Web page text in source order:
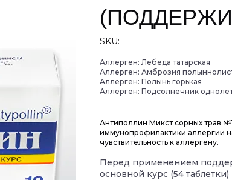
SKU:
Антиполлин Микст сорных трав
иммунопрофилактики аллергии
чувствительность к аллергену.
Перед применением
основной курс (54 таблетки)
Аллерген: Лебеда татарская
Аллерген: Амброзия
Аллерген: Полынь горькая
Аллерген: Подсолнечник